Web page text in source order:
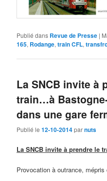
Publié dans Revue de Presse |
165, Rodange,train CFL,
La SNCB invite à
train…à
dans une gare
Publié le12-10-2014parnuts
La SNCB invite à prendre le
Provocation à outrance,